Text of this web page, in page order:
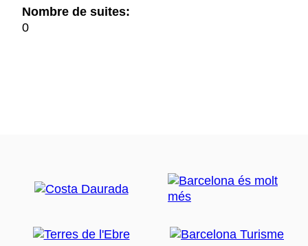
Nombre de suites:
0